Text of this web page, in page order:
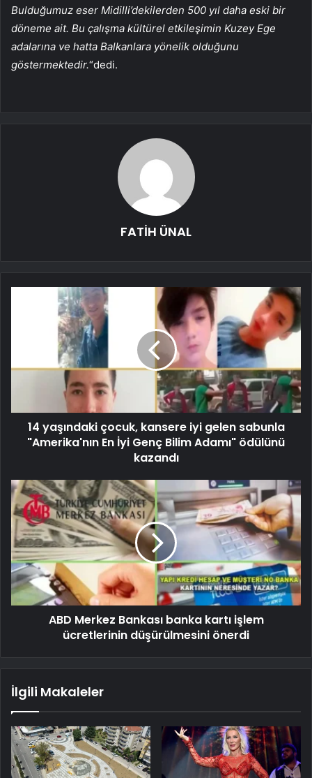
Bulduğumuz eser Midilli’dekilerden 500 yıl daha eski bir
döneme ait. Bu çalışma kültürel etkileşimin Kuzey Ege
adalarına ve hatta Balkanlara yönelik olduğunu
göstermektedir.“dedi.
FATİH ÜNAL
14 yaşındaki çocuk, kansere iyi gelen sabunla
"Amerika'nın En İyi Genç Bilim Adamı" ödülünü
kazandı
ABD Merkez Bankası banka kartı işlem
ücretlerinin düşürülmesini önerdi
İlgili Makaleler